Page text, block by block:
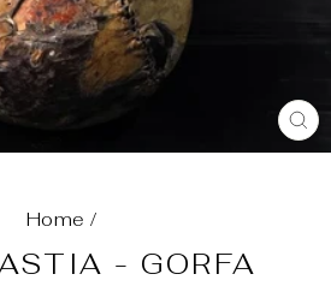
Home /
- GORFA